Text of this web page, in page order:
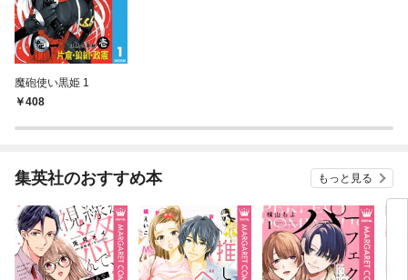
魔砲使い黒姫 1
408
集英社のおすすめ本 もっと見る